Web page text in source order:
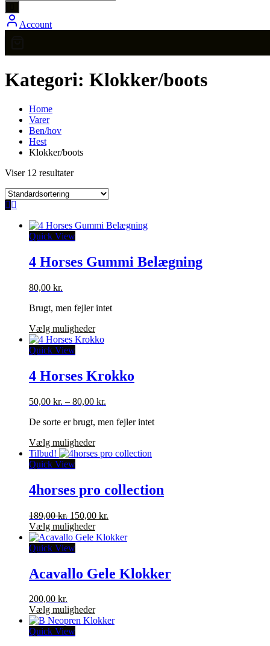
Account
Kategori: Klokker/boots
Home
Varer
Ben/hov
Hest
Klokker/boots
Viser 12 resultater
Quick View
4 Horses Gummi Belægning
80,00 kr.
Brugt, men fejler intet
Vælg mulighederDette
vare
varianter.
Mulighederne
vælges
varesiden
Quick View
4 Horses Krokko
50,00 kr. – 80,00 kr.
til
De sorte er brugt, men fejler intet
Vælg mulighederDette
vare
varianter.
Mulighederne
vælges
på
varesiden
Tilbud!
Quick View
4horses pro collection
189,00kr. Den
oprindelige
pris
var:
150,00 kr.
pris
Vælg mulighederDette
vare
varianter.
Mulighederne
på
varesiden
Quick View
Acavallo Gele Klokker
200,00 kr.
Vælg mulighederDette
vare
Quick View